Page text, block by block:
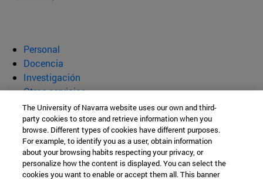
Personal
Docencia
Investigación
Otros servicios
Departamento de Bioquímica y
Genética
The University of Navarra website uses our own and third-
party cookies to store and retrieve information when you
browse. Different types of cookies have different purposes.
For example, to identify you as a user, obtain information
about your browsing habits respecting your privacy, or
personalize how the content is displayed. You can select the
cookies you want to enable or accept them all. This banner